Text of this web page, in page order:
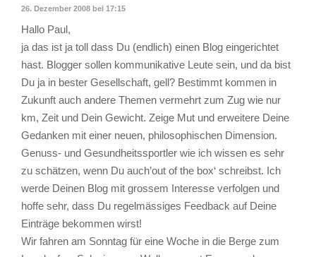
26. Dezember 2008 bei 17:15
Hallo Paul,
ja das ist ja toll dass Du (endlich) einen Blog eingerichtet
hast. Blogger sollen kommunikative Leute sein, und da bist
Du ja in bester Gesellschaft, gell? Bestimmt kommen in
Zukunft auch andere Themen vermehrt zum Zug wie nur
km, Zeit und Dein Gewicht. Zeige Mut und erweitere Deine
Gedanken mit einer neuen, philosophischen Dimension.
Genuss- und Gesundheitssportler wie ich wissen es sehr
zu schätzen, wenn Du auch’out of the box‘ schreibst. Ich
werde Deinen Blog mit grossem Interesse verfolgen und
hoffe sehr, dass Du regelmässiges Feedback auf Deine
Einträge bekommen wirst!
Wir fahren am Sonntag für eine Woche in die Berge zum